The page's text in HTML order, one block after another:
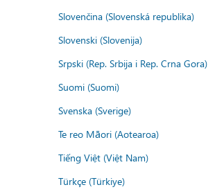
Slovenčina (Slovenská republika)
Slovenski (Slovenija)
Srpski (Rep. Srbija i Rep. Crna Gora)
Suomi (Suomi)
Svenska (Sverige)
Te reo Māori (Aotearoa)
Tiếng Việt (Việt Nam)
Türkçe (Türkiye)